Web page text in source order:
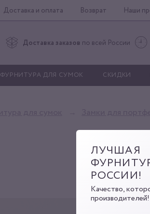
Доставка и оплата Возврат Наши
Доставка заказов по всей России
ФУРНИТУРА ДЛЯ СУМОК СКИДКИ
ЛУЧШАЯ
РОССИИ!
Качество,
производителей!